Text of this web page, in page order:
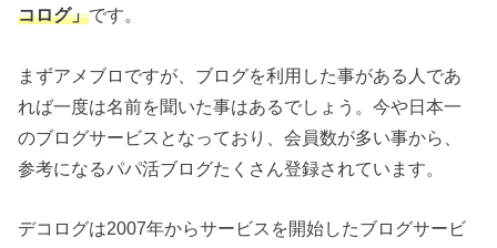
コログ」です。
まずアメブロですが、ブログを利用した事がある人であ
れば一度は名前を聞いた事はあるでしょう。今や日本一
のブログサービスとなっており、会員数が多い事から、
参考になるパパ活ブログたくさん登録されています。
デコログは2007年からサービスを開始したブログサービ